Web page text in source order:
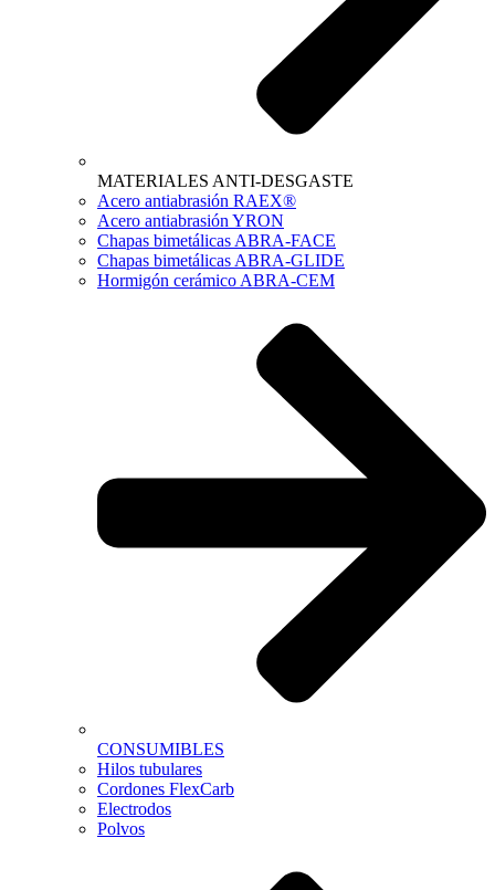
MATERIALES ANTI-DESGASTE
Acero antiabrasión RAEX®
Acero antiabrasión YRON
Chapas bimetálicas ABRA-FACE
Chapas bimetálicas ABRA-GLIDE
Hormigón cerámico ABRA-CEM
CONSUMIBLES
Hilos tubulares
Cordones FlexCarb
Electrodos
Polvos